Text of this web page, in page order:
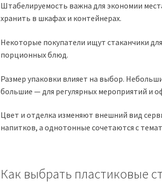
Штабелируемость важна для экономии
хранить в шкафах и контейнерах.
Некоторые покупатели ищут стаканчики
порционных блюд.
Размер упаковки влияет на выбор.
большие — для регулярных мероприятий и
Цвет и отделка изменяют внешний вид
напитков, а однотонные сочетаются с
Как выбрать пластиковые